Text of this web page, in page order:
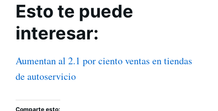
Esto te puede
interesar:
Aumentan al 2.1 por ciento ventas en tiendas
de autoservicio
Comparte esto: